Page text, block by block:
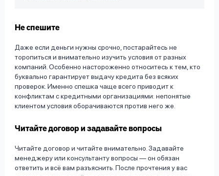
Не спешите
Даже если деньги нужны срочно, постарайтесь не
торопиться и внимательно изучить условия от разных
компаний. Особенно настороженно относитесь к тем, кто
буквально гарантирует выдачу кредита без всяких
проверок. Именно спешка чаще всего приводит к
конфликтам с кредитными организациями: непонятые
клиентом условия оборачиваются против него же.
Читайте договор и задавайте вопросы
Читайте договор и читайте внимательно. Задавайте
менеджеру или консультанту вопросы — он обязан
ответить и всё вам разъяснить. После прочтения у вас